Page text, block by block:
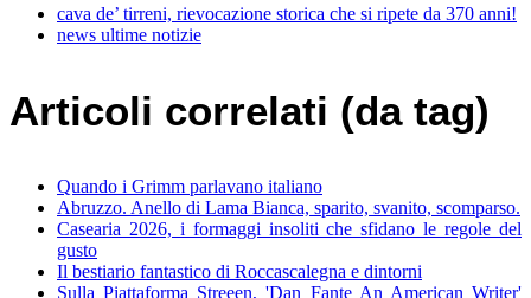
cava de’ tirreni, rievocazione storica che si ripete da 370 anni!
news ultime notizie
Articoli correlati (da tag)
Quando i Grimm parlavano italiano
Abruzzo. Anello di Lama Bianca, sparito, svanito, scomparso.
Casearia 2026, i formaggi insoliti che sfidano le regole del
gusto
Il bestiario fantastico di Roccascalegna e dintorni
Sulla Piattaforma Streeen, 'Dan Fante An American Writer'